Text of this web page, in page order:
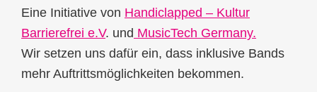
Eine Initiative von Handiclapped – Kultur
Barrierefrei e.V. und MusicTech Germany.
Wir setzen uns dafür ein, dass inklusive Bands
mehr Auftrittsmöglichkeiten bekommen.